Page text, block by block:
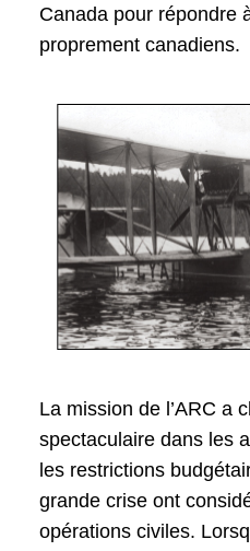
Canada pour répondre
proprement canadiens.
La mission de l’ARC a
spectaculaire dans les
les restrictions
grande crise ont
opérations civiles.